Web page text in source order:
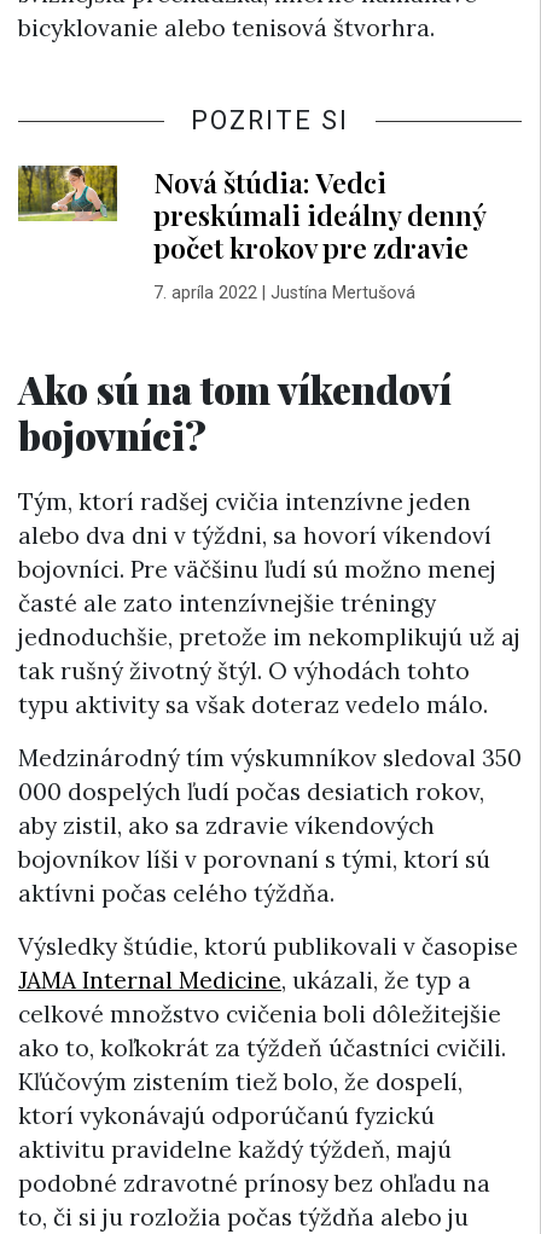
bicyklovanie alebo tenisová štvorhra.
POZRITE SI
Nová štúdia: Vedci
preskúmali ideálny denný
počet krokov pre zdravie
7. apríla 2022| Justína Mertušová
Ako sú na tom víkendoví
bojovníci?
Tým, ktorí radšej cvičia intenzívne jeden
alebo dva dni v týždni, sa hovorí víkendoví
bojovníci. Pre väčšinu ľudí sú možno menej
časté ale zato intenzívnejšie tréningy
jednoduchšie, pretože im nekomplikujú už aj
tak rušný životný štýl. O výhodách tohto
typu aktivity sa však doteraz vedelo málo.
Medzinárodný tím výskumníkov sledoval 350
000 dospelých ľudí počas desiatich rokov,
aby zistil, ako sa zdravie víkendových
bojovníkov líši v porovnaní s tými, ktorí sú
aktívni počas celého týždňa.
Výsledky štúdie, ktorú publikovali v časopise
JAMA Internal Medicine, ukázali, že typ a
celkové množstvo cvičenia boli dôležitejšie
ako to, koľkokrát za týždeň účastníci cvičili.
Kľúčovým zistením tiež bolo, že dospelí,
ktorí vykonávajú odporúčanú fyzickú
aktivitu pravidelne každý týždeň, majú
podobné zdravotné prínosy bez ohľadu na
to, či si ju rozložia počas týždňa alebo ju